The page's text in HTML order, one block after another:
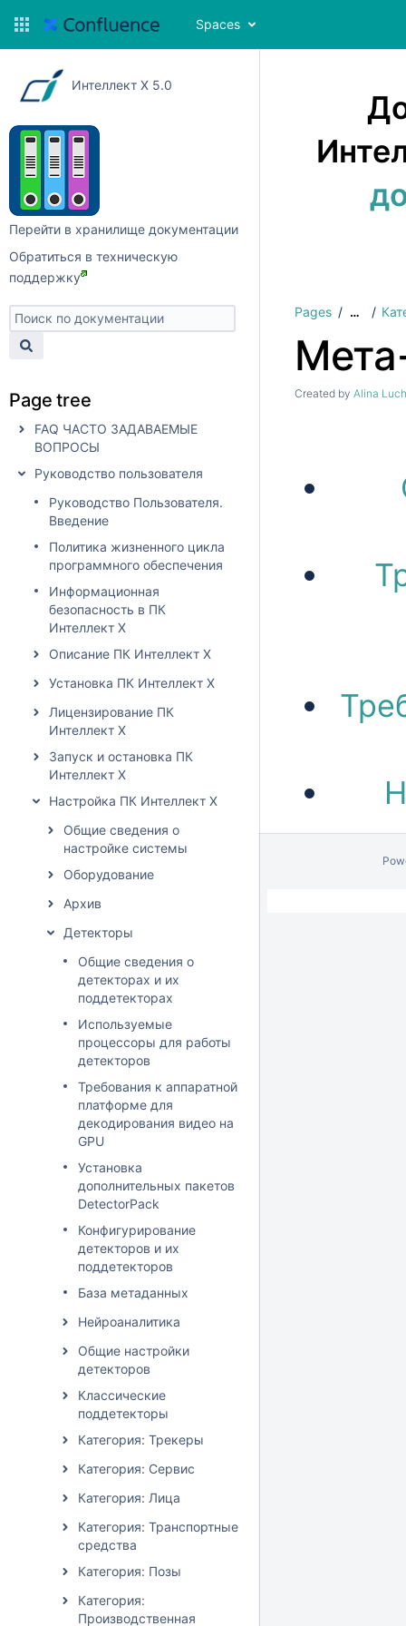
Spaces
Интеллект X 5.0
Перейти в хранилище документации
Обратиться в техническую
поддержку
Page tree
FAQ ЧАСТО ЗАДАВАЕМЫЕ
ВОПРОСЫ
Руководство пользователя
Руководство Пользователя.
Введение
Политика жизненного цикла
программного обеспечения
Информационная
безопасность в ПК
Интеллект X
Описание ПК Интеллект X
Установка ПК Интеллект X
Лицензирование ПК
Интеллект X
Запуск и остановка ПК
Интеллект X
Настройка ПК Интеллект X
Общие сведения о
настройке системы
Оборудование
Архив
Детекторы
Общие сведения о
детекторах и их
поддетекторах
Используемые
процессоры для работы
детекторов
Требования к аппаратной
платформе для
декодирования видео на
GPU
Установка
дополнительных пакетов
DetectorPack
Конфигурирование
детекторов и их
поддетекторов
База метаданных
Нейроаналитика
Общие настройки
детекторов
Классические
поддетекторы
Категория: Трекеры
Категория: Сервис
Категория: Лица
Категория: Транспортные
средства
Категория: Позы
Категория:
Производственная
Pages …
Created by Alina